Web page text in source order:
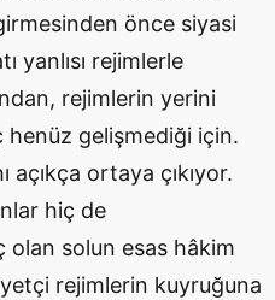
önce siyasi
yanlısı rejimlerle
rejimlerin yerini
henüz gelişmediği için.
açıkça ortaya çıkıyor.
hiç de
olan solun esas hâkim
rejimlerin kuyruğuna